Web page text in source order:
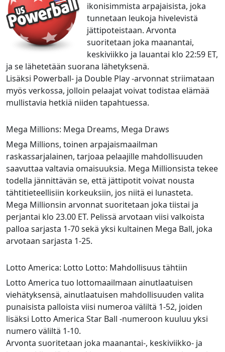
ikonisimmista arpajaisista, joka
tunnetaan leukoja hivelevistä
jättipoteistaan. Arvonta
suoritetaan joka maanantai,
keskiviikko ja lauantai klo 22:59 ET,
ja se lähetetään suorana lähetyksenä.
Lisäksi Powerball- ja Double Play -arvonnat striimataan
myös verkossa, jolloin pelaajat voivat todistaa elämää
mullistavia hetkiä niiden tapahtuessa.
Mega Millions: Mega Dreams, Mega Draws
Mega Millions, toinen arpajaismaailman
raskassarjalainen, tarjoaa pelaajille mahdollisuuden
saavuttaa valtavia omaisuuksia. Mega Millionsista tekee
todella jännittävän se, että jättipotit voivat nousta
tähtitieteellisiin korkeuksiin, jos niitä ei lunasteta.
Mega Millionsin arvonnat suoritetaan joka tiistai ja
perjantai klo 23.00 ET. Pelissä arvotaan viisi valkoista
palloa sarjasta 1-70 sekä yksi kultainen Mega Ball, joka
arvotaan sarjasta 1-25.
Lotto America: Lotto Lotto: Mahdollisuus tähtiin
Lotto America tuo lottomaailmaan ainutlaatuisen
viehätyksensä, ainutlaatuisen mahdollisuuden valita
punaisista palloista viisi numeroa väliltä 1-52, joiden
lisäksi Lotto America Star Ball -numeroon kuuluu yksi
numero väliltä 1-10.
Arvonta suoritetaan joka maanantai-, keskiviikko- ja